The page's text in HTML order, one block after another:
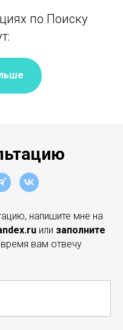
по Поиску
напишите мне на
или заполните
вам отвечу